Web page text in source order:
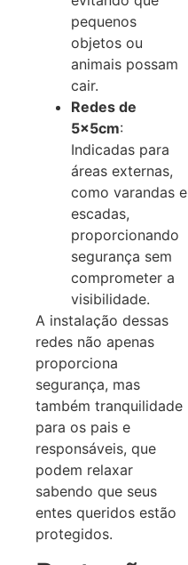
pequenos
objetos ou
animais possam
cair.
Redes de
5x5cm:
Indicadas para
áreas externas,
como varandas e
escadas,
proporcionando
segurança sem
comprometer a
visibilidade.
A instalação dessas
redes não apenas
proporciona
segurança, mas
também tranquilidade
para os pais e
responsáveis, que
podem relaxar
sabendo que seus
entes queridos estão
protegidos.